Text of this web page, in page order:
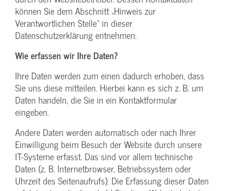
können Sie dem Abschnitt „Hinweis zur
Verantwortlichen Stelle“ in dieser
Datenschutzerklärung entnehmen.
Wie erfassen wir Ihre Daten?
Ihre Daten werden zum einen dadurch erhoben, dass
Sie uns diese mitteilen. Hierbei kann es sich z. B. um
Daten handeln, die Sie in ein Kontaktformular
eingeben.
Andere Daten werden automatisch oder nach Ihrer
Einwilligung beim Besuch der Website durch unsere
IT-Systeme erfasst. Das sind vor allem technische
Daten (z. B. Internetbrowser, Betriebssystem oder
Uhrzeit des Seitenaufrufs). Die Erfassung dieser Daten